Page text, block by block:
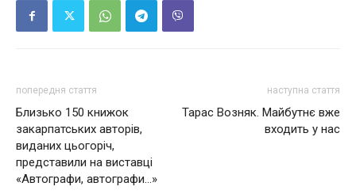
попередня стаття
Близько 150 книжок
закарпатських авторів,
виданих цьогоріч,
представили на виставці
«Автографи, автографи…»
наступна стаття
Тарас Возняк. Майбутнє вже
входить у нас